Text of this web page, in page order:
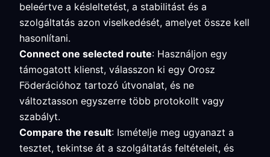
beleértve a késleltetést, a stabilitást és a
szolgáltatás azon viselkedését, amelyet össze kell
hasonlítani.
Connect one selected route: Használjon egy
támogatott klienst, válasszon ki egy Orosz
Föderációhoz tartozó útvonalat, és ne
változtasson egyszerre több protokollt vagy
szabályt.
Compare the result: Ismételje meg ugyanazt a
tesztet, tekintse át a szolgáltatás feltételeit, és